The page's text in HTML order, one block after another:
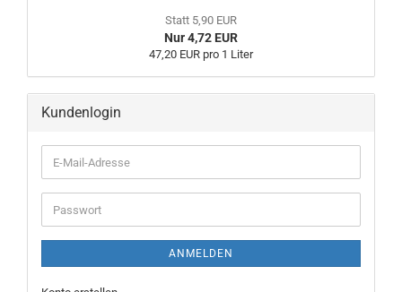
Statt 5,90 EUR
Nur 4,72 EUR
47,20 EUR pro 1 Liter
Kundenlogin
ANMELDEN